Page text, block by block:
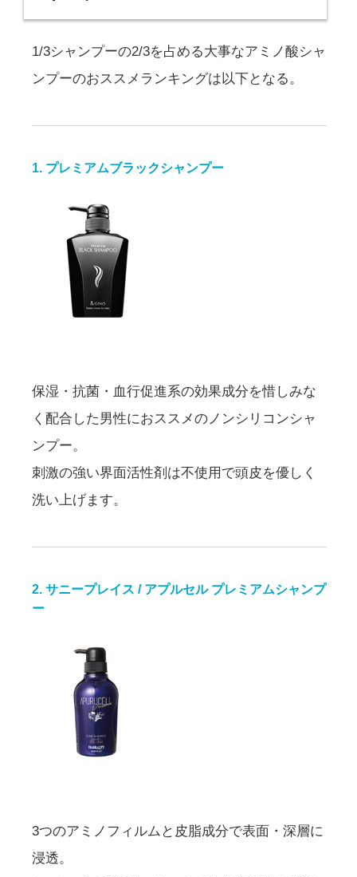
1/3シャンプーの2/3を占める大事なアミノ酸シャ
ンプーのおススメランキングは以下となる。
1. プレミアムブラックシャンプー
保湿・抗菌・血行促進系の効果成分を惜しみな
く配合した男性におススメのノンシリコンシャ
ンプー。
刺激の強い界面活性剤は不使用で頭皮を優しく
洗い上げます。
2. サニープレイス / アプルセル プレミアムシャンプ
ー
3つのアミノフィルムと皮脂成分で表面・深層に
浸透。